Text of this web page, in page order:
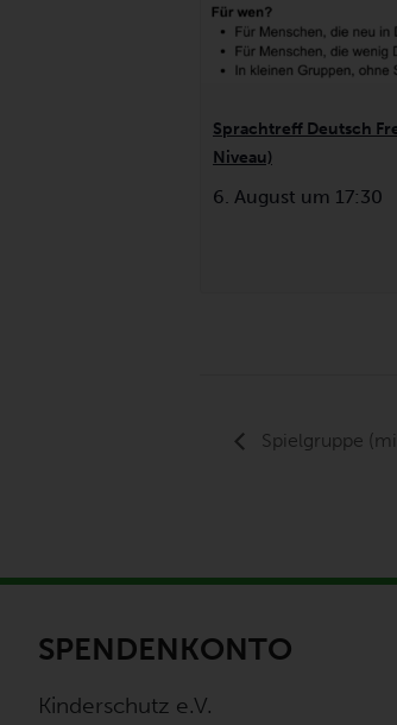
Sprachtreff Deutsch
Niveau)
6. August um 17:30
Spielgruppe
SPENDENKONTO
Kinderschutz e.V.